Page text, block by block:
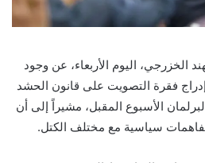
اليوم الأربعاء، عن وجود
فقرة التصويت على قانون الحشد
الأسبوع المقبل، مشيراً إلى أن
سياسية مع مختلف الكتل.